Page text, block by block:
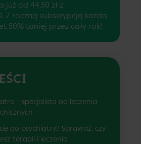
już od 44,50 zł z
Z roczną subskrypcją każda
50% taniej przez cały rok!
- specjalista od leczenia
do psychiatry? Sprawdź, czy
terapii i leczenia